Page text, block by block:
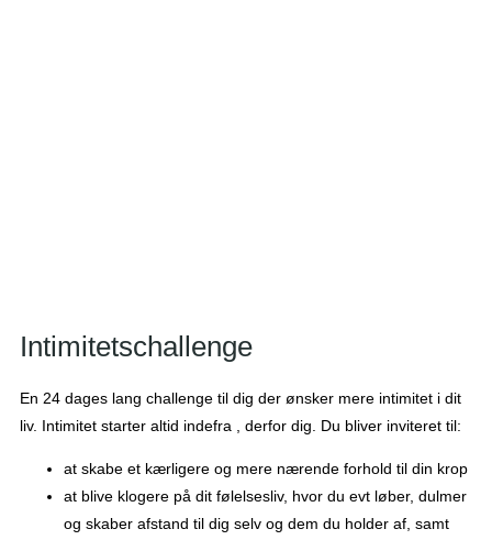
Intimitetschallenge
En 24 dages lang challenge til dig der ønsker mere intimitet i dit
liv. Intimitet starter altid indefra , derfor dig. Du bliver inviteret til:
at skabe et kærligere og mere nærende forhold til din krop
at blive klogere på dit følelsesliv, hvor du evt løber, dulmer
og skaber afstand til dig selv og dem du holder af, samt